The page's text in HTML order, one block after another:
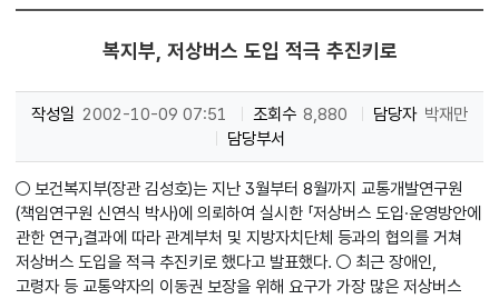
복지부, 저상버스 도입 적극 추진키로
작성일 2002-10-09 07:51 조회수 8,880 담당자 박재만
담당부서
○ 보건복지부(장관 김성호)는 지난 3월부터 8월까지 교통개발연구원
(책임연구원 신연식 박사)에 의뢰하여 실시한 「저상버스 도입·운영방안에
관한 연구」결과에 따라 관계부처 및 지방자치단체 등과의 협의를 거쳐
저상버스 도입을 적극 추진키로 했다고 발표했다. ○ 최근 장애인,
고령자 등 교통약자의 이동권 보장을 위해 요구가 가장 많은 저상버스